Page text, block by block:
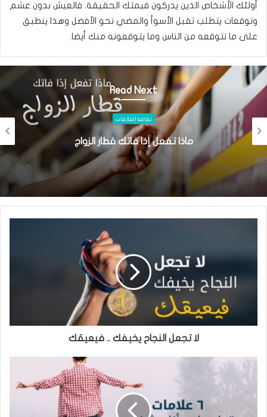
أولئك الأشخاص الذين يدركون قيمتك الحقيقة. فالعيش بدون عشم
وتوقعات يتطلب تقبل الأسوأ والمضي نحو الأفضل وهذا ينطبق
على ما تتوقعه من الناس وما يتوقعونه منك أيضا.
Read Next
ثقافة العلاقات
فرق السن في الزواج ليس مؤشرا على نجاحه
لا تجعل النجاح يخيفك .. فيعيقك